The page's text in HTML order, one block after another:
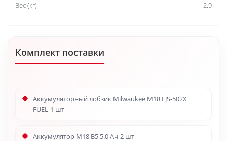
Вес (кг)
2.9
Комплект поставки
Аккумуляторный лобзик Milwaukee M18 FJS-502X
FUEL-1 шт
Аккумулятор M18 B5 5.0 Ач-2 шт